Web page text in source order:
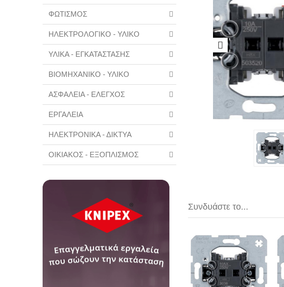
ΦΩΤΙΣΜΟΣ
ΗΛΕΚΤΡΟΛΟΓΙΚΟ - ΥΛΙΚΟ
ΥΛΙΚΑ - ΕΓΚΑΤΑΣΤΑΣΗΣ
ΒΙΟΜΗΧΑΝΙΚΟ - ΥΛΙΚΟ
ΑΣΦΑΛΕΙΑ - ΕΛΕΓΧΟΣ
ΕΡΓΑΛΕΙΑ
ΗΛΕΚΤΡΟΝΙΚΑ - ΔΙΚΤΥΑ
ΟΙΚΙΑΚΟΣ - ΕΞΟΠΛΙΣΜΟΣ
Συνδυάστε το...